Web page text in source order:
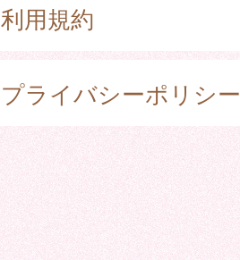
利用規約
プライバシーポリシー